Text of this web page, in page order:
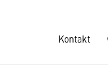
Kontakt